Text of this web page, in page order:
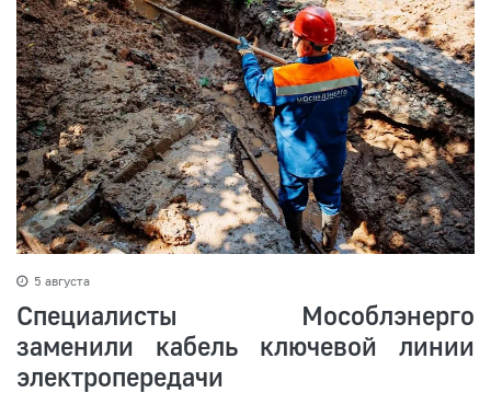
5 августа
Специалисты Мособлэнерго
заменили кабель ключевой линии
электропередачи